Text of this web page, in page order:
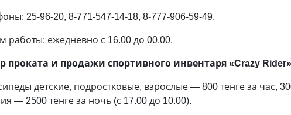
25-96-20, 8-771-547-14-18, 8-777-906-59-49.
работы: ежедневно с 16.00 до 00.00.
проката и продажи спортивного инвентаря «Crazy Rider»
детские, подростковые, взрослые — 800 тенге за час,
— 2500 тенге за ночь (с 17.00 до 10.00).